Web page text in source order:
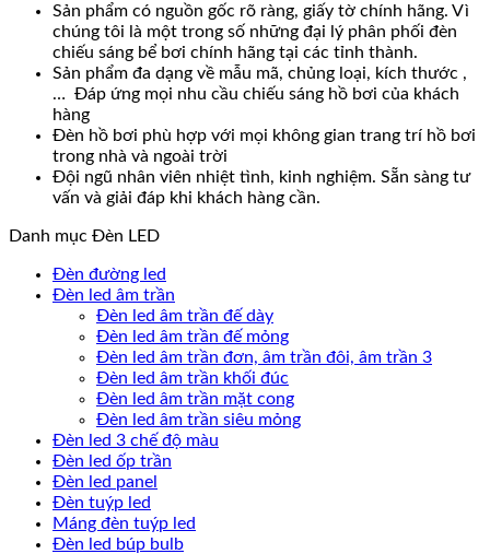
Sản phẩm có nguồn gốc rõ ràng, giấy tờ chính hãng. Vì
chúng tôi là một trong số những đại lý phân phối đèn
chiếu sáng bể bơi chính hãng tại các tỉnh thành.
Sản phẩm đa dạng về mẫu mã, chủng loại, kích thước ,
… Đáp ứng mọi nhu cầu chiếu sáng hồ bơi của khách
hàng
Đèn hồ bơi phù hợp với mọi không gian trang trí hồ bơi
trong nhà và ngoài trời
Đội ngũ nhân viên nhiệt tình, kinh nghiệm. Sẵn sàng tư
vấn và giải đáp khi khách hàng cần.
Danh mục Đèn LED
Đèn đường led
Đèn led âm trần
Đèn led âm trần đế dày
Đèn led âm trần đế mỏng
Đèn led âm trần đơn, âm trần đôi, âm trần 3
Đèn led âm trần khối đúc
Đèn led âm trần mặt cong
Đèn led âm trần siêu mỏng
Đèn led 3 chế độ màu
Đèn led ốp trần
Đèn led panel
Đèn tuýp led
Máng đèn tuýp led
Đèn led búp bulb